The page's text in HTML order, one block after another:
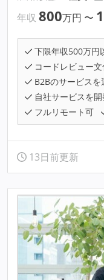
年収 800万円 〜
下限年収500万円
コードレビュー
B2Bのサービスを
自社サービスを開
フルリモート可
13日前更新